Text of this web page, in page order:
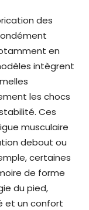
des
en
intègrent
les chocs
Ces
musculaire
debout ou
certaines
de forme
du pied,
et un confort